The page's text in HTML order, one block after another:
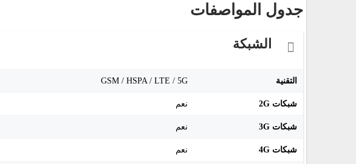
جدول المواصفات
الشبكة
التقنية GSM / HSPA / LTE / 5G
شبكات 2G نعم
شبكات 3G نعم
شبكات 4G نعم